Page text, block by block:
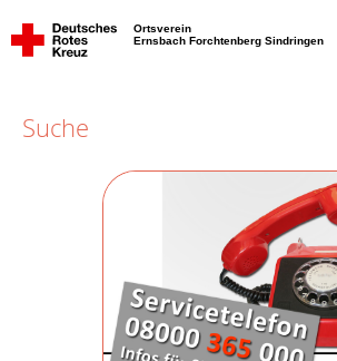
Ortsverein
Ernsbach Forchtenberg Sindringen
Suche